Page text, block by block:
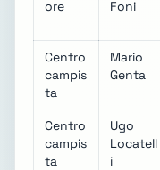
ore
Foni
Centro
campis
ta
Mario
Genta
Centro
campis
ta
Ugo
Locatell
i